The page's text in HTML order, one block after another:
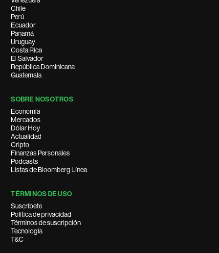
Chile
Perú
Ecuador
Panamá
Uruguay
Costa Rica
El Salvador
República Dominicana
Guatemala
SOBRE NOSOTROS
Economía
Mercados
Dólar Hoy
Actualidad
Cripto
Finanzas Personales
Podcasts
Listas de Bloomberg Línea
TÉRMINOS DE USO
Suscríbete
Política de privacidad
Términos de suscripción
Tecnología
T&C